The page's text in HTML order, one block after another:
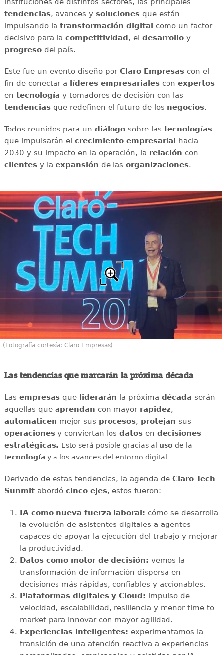
instituciones de distintos sectores, las principales
tendencias, avances y solucionesque están
impulsando la transformación digital como un factor
decisivo para la competitividad, el desarrolloy
progresodel país.
Este fue un evento diseño por Claro Empresascon el
fin de conectar a líderes empresarialescon expertos
en tecnología y tomadores de decisión con las
tendenciasque redefinen el futuro de los negocios.
Todos reunidos para un diálogosobre las tecnologías
que impulsarán el crecimiento empresarial hacia
2030 y su impacto en la operación, la relación con
clientesy la expansión de las organizaciones.
(Fotografía cortesía: Claro Empresas)
Las tendencias que marcarán la próxima década
Las empresasqueliderarán la próxima década serán
aquellas queaprendan con mayor rapidez,
automaticen mejor sus procesos, protejan sus
operacionesy conviertan los datosen decisiones
estratégicas. Esto será posible gracias al uso de la
tecnologíay a los avances del entorno digital.
Derivado de estas tendencias, la agenda de Claro Tech
Sunmitabordó cinco ejes, estos fueron:
IA como nueva fuerza laboral: cómo se desarrolla
la evolución de asistentes digitales a agentes
capaces de apoyar la ejecución del trabajo y mejorar
la productividad.
Datos como motor de decisión: vemos la
transformación de información dispersa en
decisiones más rápidas, confiables y accionables.
Plataformas digitales y Cloud: impulso de
velocidad, escalabilidad, resiliencia y menor time-to-
market para innovar con mayor agilidad.
Experiencias inteligentes: experimentamos la
transición de una atención reactiva a experiencias